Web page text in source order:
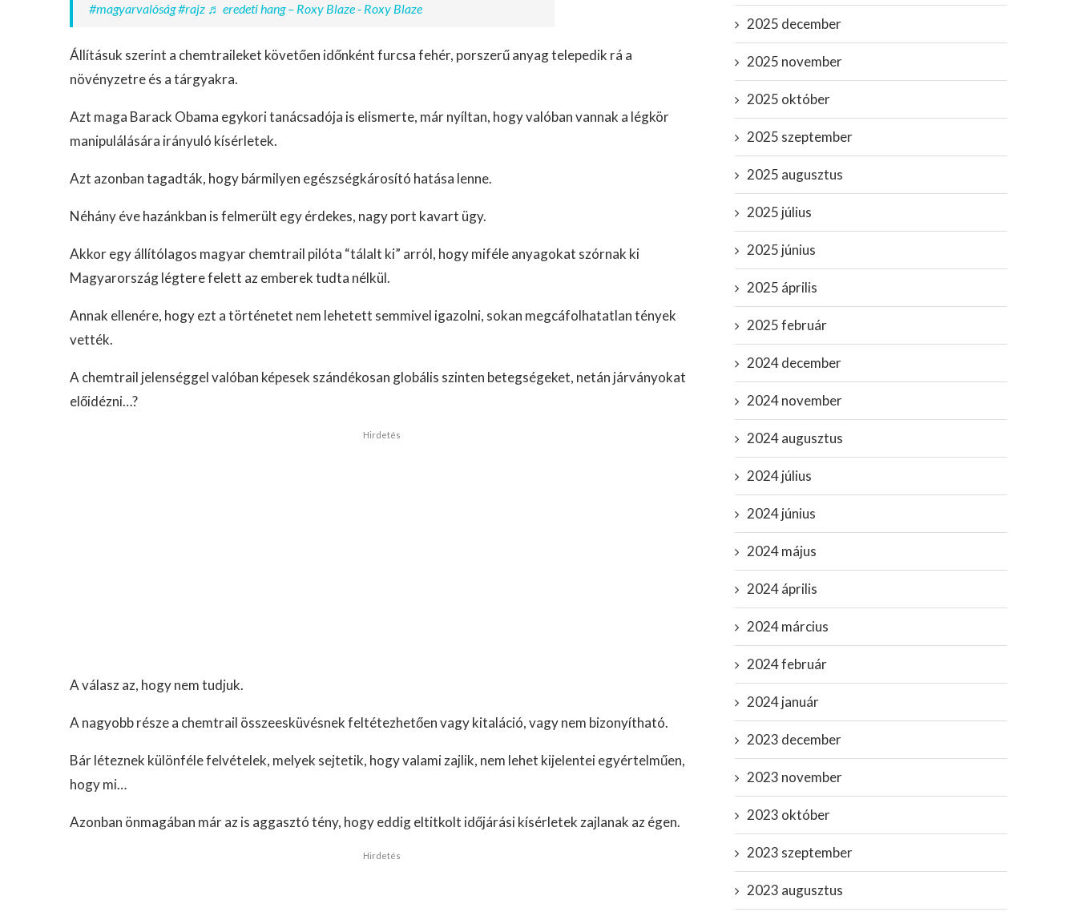
#magyarvalóság#rajz ♬ eredeti hang – Roxy Blaze - Roxy Blaze
Állításuk szerint a chemtraileket követően időnként furcsa fehér, porszerű anyag telepedik rá a
növényzetre és a tárgyakra.
Azt maga Barack Obama egykori tanácsadója is elismerte, már nyíltan, hogy valóban vannak a légkör
manipulálására irányuló kísérletek.
Azt azonban tagadták, hogy bármilyen egészségkárosító hatása lenne.
Néhány éve hazánkban is felmerült egy érdekes, nagy port kavart ügy.
Akkor egy állítólagos magyar chemtrail pilóta “tálalt ki” arról, hogy miféle anyagokat szórnak ki
Magyarország légtere felett az emberek tudta nélkül.
Annak ellenére, hogy ezt a történetet nem lehetett semmivel igazolni, sokan megcáfolhatatlan tények
vették.
A chemtrail jelenséggel valóban képesek szándékosan globális szinten betegségeket, netán járványokat
előidézni…?
Hirdetés
A válasz az, hogy nem tudjuk.
A nagyobb része a chemtrail összeesküvésnek feltétezhetően vagy kitaláció, vagy nem bizonyítható.
Bár léteznek különféle felvételek, melyek sejtetik, hogy valami zajlik, nem lehet kijelentei egyértelműen,
hogy mi…
Azonban önmagában már az is aggasztó tény, hogy eddig eltitkolt időjárási kísérletek zajlanak az égen.
Hirdetés
2025 december
2025 november
2025 október
2025 szeptember
2025 augusztus
2025 július
2025 június
2025 április
2025 február
2024 december
2024 november
2024 augusztus
2024 július
2024 június
2024 május
2024 április
2024 március
2024 február
2024 január
2023 december
2023 november
2023 október
2023 szeptember
2023 augusztus